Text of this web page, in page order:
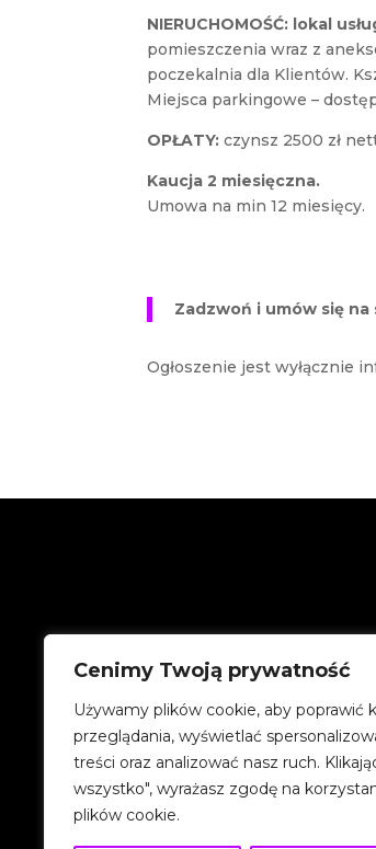
Cenimy Twoją prywatność
Używamy plików cookie, aby poprawić
przeglądania, wyświetlać
treści oraz analizować nasz ruch.
wszystko", wyrażasz zgodę na
plików cookie.
NIERUCHOMOŚĆ: lokal
pomieszczenia wraz z
poczekalnia dla Klientów.
Miejsca parkingowe –
OPŁATY: czynsz 2500 zł
Kaucja 2 miesięczna.
Umowa na min 12 miesięcy.
Zadzwoń i umów się
Ogłoszenie jest wyłącznie

Email